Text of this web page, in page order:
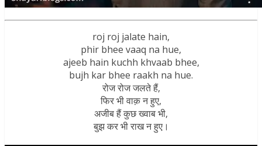
roj roj jalate hain,
phir bhee vaaq na hue,
ajeeb hain kuchh khvaab bhee,
bujh kar bhee raakh na hue.
रोज रोज जलते हैं,
फिर भी वाक़ न हुए,
अजीब हैं कुछ ख्वाब भी,
बुझ कर भी राख न हुए।